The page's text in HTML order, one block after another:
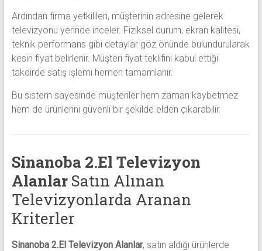
Ardından firma yetkilileri, müşterinin adresine gelerek
televizyonu yerinde inceler. Fiziksel durum, ekran kalitesi,
teknik performans gibi detaylar göz önünde bulundurularak
kesin fiyat belirlenir. Müşteri fiyat teklifini kabul ettiği
takdirde satış işlemi hemen tamamlanır.
Bu sistem sayesinde müşteriler hem zaman kaybetmez
hem de ürünlerini güvenli bir şekilde elden çıkarabilir.
Sinanoba 2.El Televizyon
Alanlar Satın Alınan
Televizyonlarda Aranan
Kriterler
Sinanoba 2.El Televizyon Alanlar, satın aldığı ürünlerde